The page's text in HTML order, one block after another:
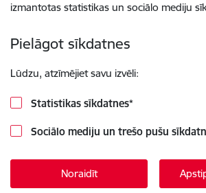
izmantotas statistikas un sociālo mediju
Pielāgot sīkdatnes
Lūdzu, atzīmējiet savu izvēli:
Statistikas sīkdatnes*
Sociālo mediju un trešo pušu
Noraidīt